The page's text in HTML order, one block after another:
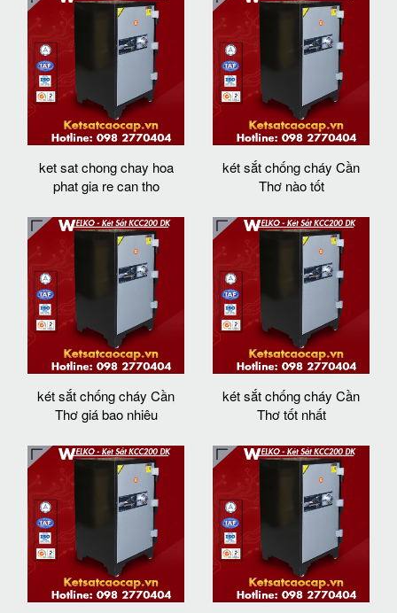
ket sat chong chay hoa
phat gia re can tho
két sắt chống cháy Cần
Thơ nào tốt
két sắt chống cháy Cần
Thơ giá bao nhiêu
két sắt chống cháy Cần
Thơ tốt nhất